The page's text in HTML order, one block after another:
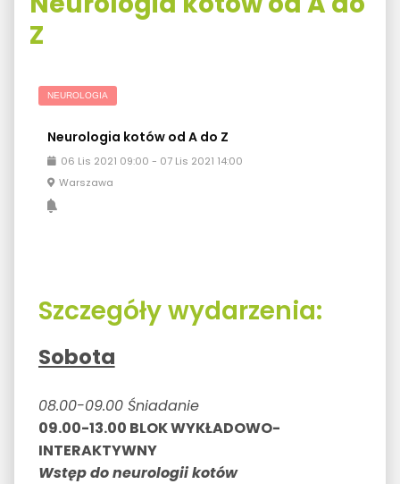
Z
NEUROLOGIA
Neurologia kotów od A do Z
06 Lis 2021 09:00 - 07 Lis 2021 14:00
Warszawa
Szczegóły wydarzenia:
Sobota
08.00-09.00 Śniadanie
09.00-13.00 BLOK WYKŁADOWO-
INTERAKTYWNY
Wstęp do neurologii kotów